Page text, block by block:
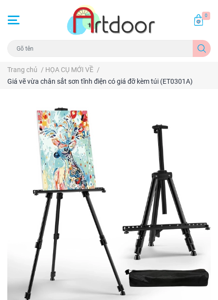
0
Trang chủ / HỌA CỤ MỚI VỀ /
Giá vẽ vừa chân sắt sơn tĩnh điện có giá đỡ kèm túi (ET0301A)